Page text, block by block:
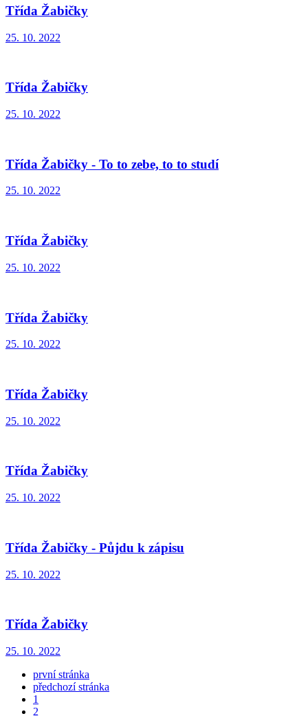
Třída Žabičky
25. 10. 2022
Třída Žabičky
25. 10. 2022
Třída Žabičky - To to zebe, to to studí
25. 10. 2022
Třída Žabičky
25. 10. 2022
Třída Žabičky
25. 10. 2022
Třída Žabičky
25. 10. 2022
Třída Žabičky
25. 10. 2022
Třída Žabičky - Půjdu k zápisu
25. 10. 2022
Třída Žabičky
25. 10. 2022
první stránka
předchozí stránka
1
2